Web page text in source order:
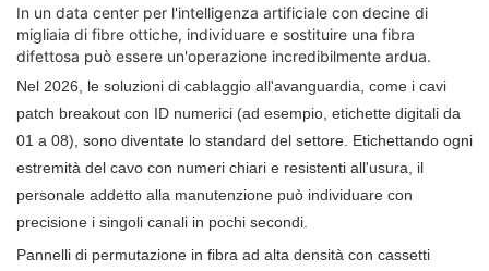
In un data center per l'intelligenza artificiale con decine di
migliaia di fibre ottiche, individuare e sostituire una fibra
difettosa può essere un'operazione incredibilmente ardua.
Nel 2026, le soluzioni di cablaggio all'avanguardia, come i cavi
patch breakout con ID numerici (ad esempio, etichette digitali da
01 a 08), sono diventate lo standard del settore. Etichettando ogni
estremità del cavo con numeri chiari e resistenti all'usura, il
personale addetto alla manutenzione può individuare con
precisione i singoli canali in pochi secondi.
Pannelli di permutazione in fibra ad alta densità con cassetti